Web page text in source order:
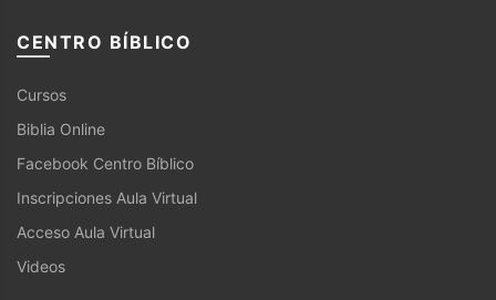
CENTRO BÍBLICO
Cursos
Biblia Online
Facebook Centro Bíblico
Inscripciones Aula Virtual
Acceso Aula Virtual
Videos